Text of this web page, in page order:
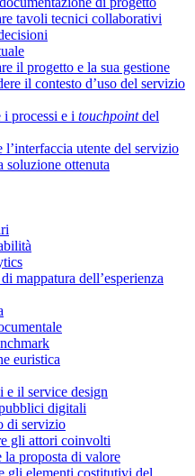
tavoli tecnici collaborativi
il progetto e la sua gestione
il contesto d’uso del servizio
i processi e i touchpointdel
l’interfaccia utente del servizio
soluzione ottenuta
mappatura dell’esperienza
euristica
e il service design
digitali
di servizio
gli attori coinvolti
la proposta di valore
gli elementi costitutivi del